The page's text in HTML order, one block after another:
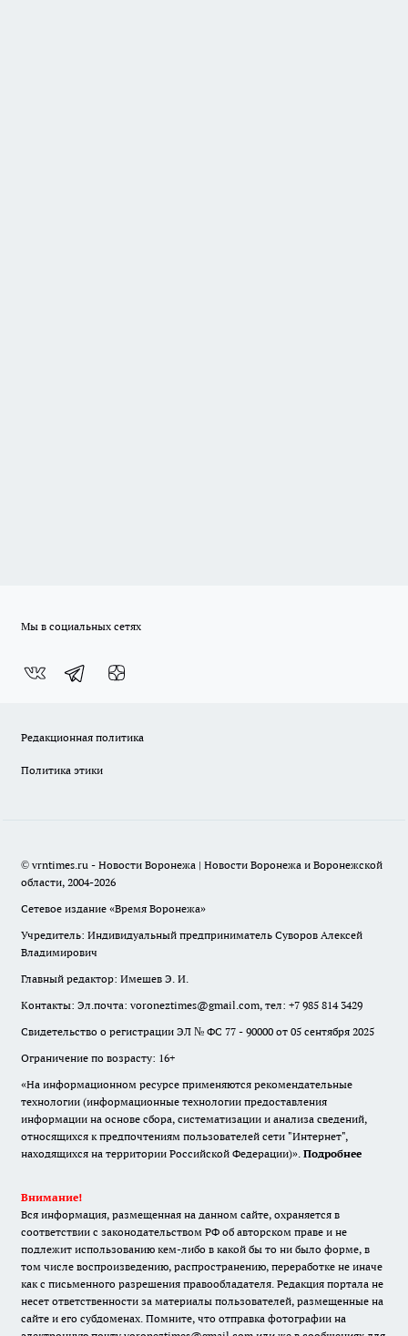
Мы в социальных сетях
Редакционная политика
Политика этики
© vrntimes.ru - Новости Воронежа | Новости Воронежа и Воронежской
области, 2004-2026
Сетевое издание «Время Воронежа»
Учредитель: Индивидуальный предприниматель Суворов Алексей
Владимирович
Главный редактор: Имешев Э. И.
Контакты: Эл.почта: voroneztimes@gmail.com, тел: +7 985 814 3429
Свидетельство о регистрации ЭЛ № ФС 77 - 90000 от 05 сентября 2025
Ограничение по возрасту: 16+
«На информационном ресурсе применяются рекомендательные
технологии (информационные технологии предоставления
информации на основе сбора, систематизации и анализа сведений,
относящихся к предпочтениям пользователей сети "Интернет",
находящихся на территории Российской Федерации)». Подробнее
Внимание!
Вся информация, размещенная на данном сайте, охраняется в
соответствии с законодательством РФ об авторском праве и не
подлежит использованию кем-либо в какой бы то ни было форме, в
том числе воспроизведению, распространению, переработке не иначе
как с письменного разрешения правообладателя. Редакция портала не
несет ответственности за материалы пользователей, размещенные на
сайте и его субдоменах. Помните, что отправка фотографии на